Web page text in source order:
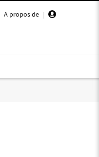
A propos de |